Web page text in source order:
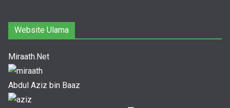
Website Ulama
Miraath.Net
Abdul Aziz bin Baaz